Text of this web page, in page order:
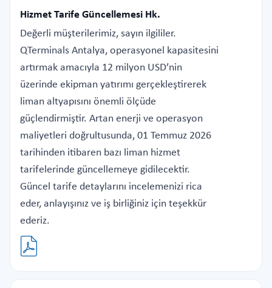
Hizmet Tarife Güncellemesi Hk.
Değerli müşterilerimiz, sayın ilgililer.
QTerminals Antalya, operasyonel kapasitesini
artırmak amacıyla 12 milyon USD’nin
üzerinde ekipman yatırımı gerçekleştirerek
liman altyapısını önemli ölçüde
güçlendirmiştir. Artan enerji ve operasyon
maliyetleri doğrultusunda, 01 Temmuz 2026
tarihinden itibaren bazı liman hizmet
tarifelerinde güncellemeye gidilecektir.
Güncel tarife detaylarını incelemenizi rica
eder, anlayışınız ve iş birliğiniz için teşekkür
ederiz.